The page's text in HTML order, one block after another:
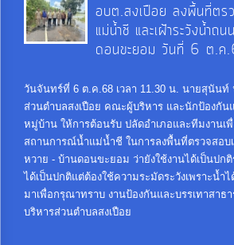
อบต.สงเปือย ลงพื้นที่ตร
แม่น้ำชี และเฝ้าระวังน้ำ
ดอนขะยอม วันที่ 6 ต.ค
วันจันทร์ที่ 6 ต.ค.68 เวลา 11.30 น. นายสุนัน
ส่วนตำบลสงเปือย คณะผู้บริหาร และนักป้องกัน
หมู่บ้าน ให้การต้อนรับ ปลัดอำเภอและทีมงานเ
สถานการณ์น้ำแม่น้ำชี ในการลงพื้นที่ตรวจสอบ
หวาย - บ้านดอนขะยอม ว่ายังใช้งานได้เป็นปก
ได้เป็นปกติแต่ต้องใช้ความระมัดระวังเพราะน้ำ
มาเพื่อกรุณาทราบ งานป้องกันและบรรเทาสา
บริหารส่วนตำบลสงเปือย